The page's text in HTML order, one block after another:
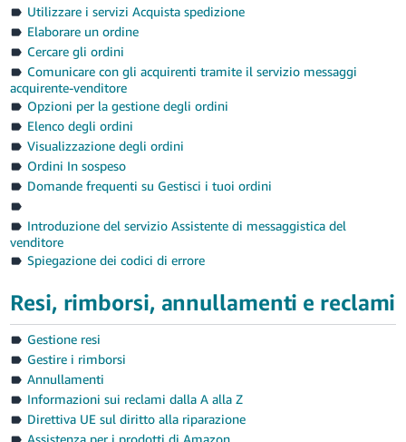
Español
- ES
English
- FR
Utilizzare i servizi Acquista spedizione
Elaborare un ordine
Cercare gli ordini
Comunicare con gli acquirenti tramite il servizio messaggi
acquirente-venditore
Opzioni per la gestione degli ordini
Elenco degli ordini
Visualizzazione degli ordini
Ordini In sospeso
Domande frequenti su Gestisci i tuoi ordini
Introduzione del servizio Assistente di messaggistica del
venditore
Spiegazione dei codici di errore
Resi, rimborsi, annullamenti e reclami
Gestione resi
Gestire i rimborsi
Annullamenti
Informazioni sui reclami dalla A alla Z
Direttiva UE sul diritto alla riparazione
Assistenza per i prodotti di Amazon